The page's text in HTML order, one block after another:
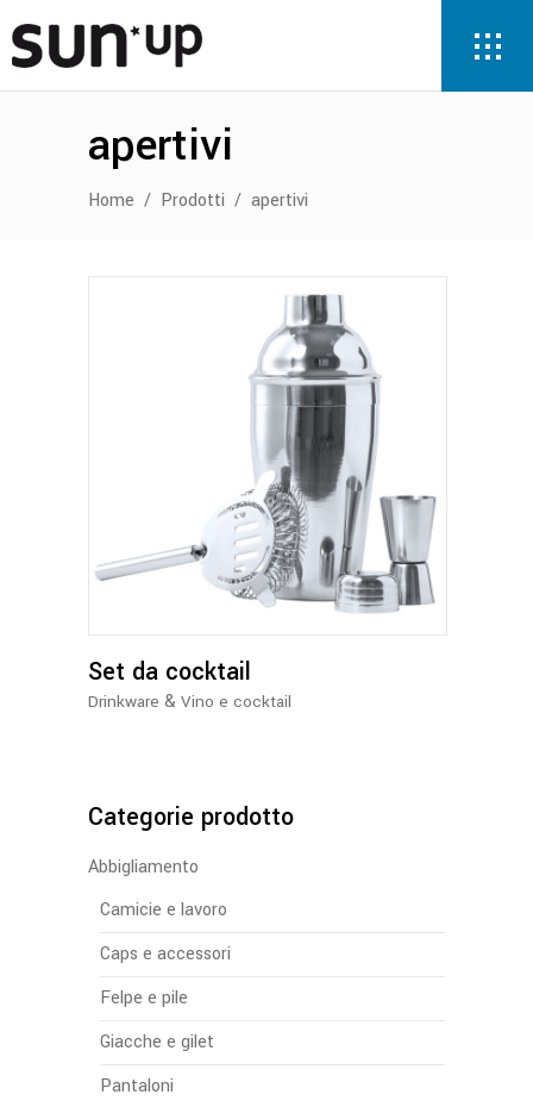
apertivi
Home / Prodotti / apertivi
Set da cocktail
Drinkware & Vino e cocktail
Categorie prodotto
Abbigliamento
Camicie e lavoro
Caps e accessori
Felpe e pile
Giacche e gilet
Pantaloni